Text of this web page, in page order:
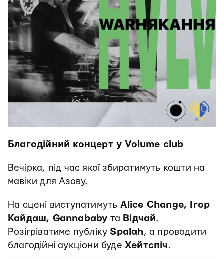
Благодійний концерт у Volume club
Вечірка, під час якої збиратимуть кошти на
мавіки для Азову.
На сцені виступатимуть Alice Change, Ігор
Кайдаш, Gannababy та Відчай.
Розігріватиме публіку Spalah, а проводити
благодійні аукціони буде Хейтспіч.